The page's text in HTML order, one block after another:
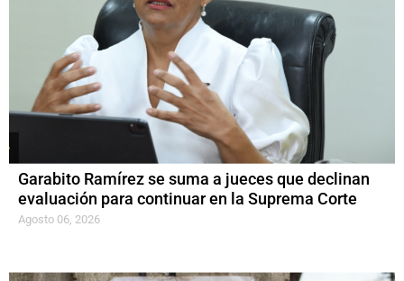
Garabito Ramírez se suma a jueces que declinan
evaluación para continuar en la Suprema Corte
Agosto 06, 2026